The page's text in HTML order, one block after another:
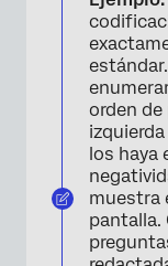
orden
los haya
muestra
pantalla.